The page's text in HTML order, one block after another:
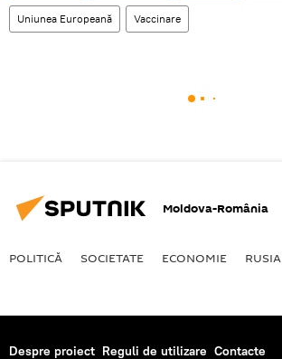
Uniunea Europeană Vaccinare
Moldova-România
POLITICĂ SOCIETATE ECONOMIE RUSIA
Despre proiect Reguli de utilizare Contacte